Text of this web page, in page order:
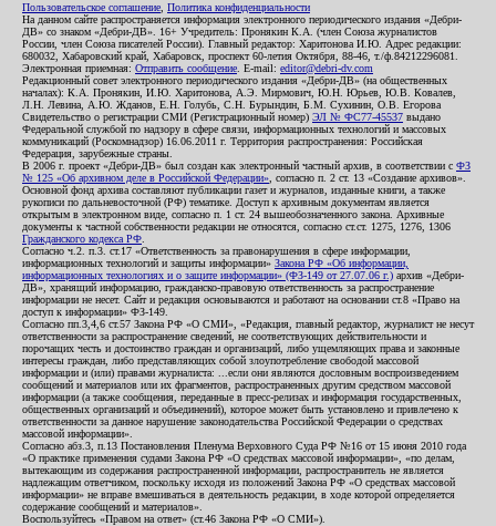
Пользовательское соглашение Политика конфиденциальности
На данном сайте распространяется информация электронного периодического издания «Дебри-
ДВ» со знаком «Дебри-ДВ». 16+ Учредитель: Пронякин К.А. (член Союза журналистов
России, член Союза писателей России). Главный редактор: Харитонова И.Ю. Адрес редакции:
680032, Хабаровский край, Хабаровск, проспект 60-летия Октября, 88-46, т./ф.84212296081.
Электронная приемная: Отправить сообщение . E-mail: editor@debri-dv.com
Редакционный совет электронного периодического издания «Дебри-ДВ» (на общественных
началах): К.А. Пронякин, И.Ю. Харитонова, А.Э. Мирмович, Ю.Н. Юрьев, Ю.В. Ковалев,
Л.Н. Левина, А.Ю. Жданов, Е.Н. Голубь, С.Н. Бурындин, Б.М. Сухинин, О.В. Егорова
Свидетельство о регистрации СМИ (Регистрационный номер) ЭЛ № ФС77-45537 выдано
Федеральной службой по надзору в сфере связи, информационных технологий и массовых
коммуникаций (Роскомнадзор) 16.06.2011 г. Территория распространения: Российская
Федерация, зарубежные страны.
В 2006 г. проект «Дебри-ДВ» был создан как электронный частный архив, в соответствии с ФЗ
№ 125 «Об архивном деле в Российской Федерации» , согласно п. 2 ст. 13 «Создание архивов».
Основной фонд архива составляют публикации газет и журналов, изданные книги, а также
рукописи по дальневосточной (РФ) тематике. Доступ к архивным документам является
открытым в электронном виде, согласно п. 1 ст. 24 вышеобозначенного закона. Архивные
документы к частной собственности редакции не относятся, согласно ст.ст. 1275, 1276, 1306
Гражданского кодекса РФ
Согласно ч.2. п.3. ст.17 «Ответственность за правонарушения в сфере информации,
информационных технологий и защиты информации» Закона РФ «Об информации,
информационных технологиях и о защите информации» (ФЗ-149 от 27.07.06 г.) архив «Дебри-
ДВ», хранящий информацию, гражданско-правовую ответственность за распространение
информации не несет. Сайт и редакция основываются и работают на основании ст.8 «Право на
доступ к информации» ФЗ-149.
Согласно пп.3,4,6 ст.57 Закона РФ «О СМИ», «Редакция, главный редактор, журналист не несут
ответственности за распространение сведений, не соответствующих действительности и
порочащих честь и достоинство граждан и организаций, либо ущемляющих права и законные
интересы граждан, либо представляющих собой злоупотребление свободой массовой
информации и (или) правами журналиста: ...если они являются дословным воспроизведением
сообщений и материалов или их фрагментов, распространенных другим средством массовой
информации (а также сообщения, переданные в пресс-релизах и информация государственных,
общественных организаций и объединений), которое может быть установлено и привлечено к
ответственности за данное нарушение законодательства Российской Федерации о средствах
массовой информации».
Согласно абз.3, п.13 Постановления Пленума Верховного Суда РФ №16 от 15 июня 2010 года
«О практике применения судами Закона РФ «О средствах массовой информации», «по делам,
вытекающим из содержания распространенной информации, распространитель не является
надлежащим ответчиком, поскольку исходя из положений Закона РФ «О средствах массовой
информации» не вправе вмешиваться в деятельность редакции, в ходе которой определяется
содержание сообщений и материалов».
Воспользуйтесь «Правом на ответ» (ст.46 Закона РФ «О СМИ»).